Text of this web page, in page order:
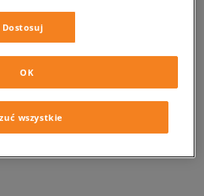
Dostosuj
wszystkie
OK